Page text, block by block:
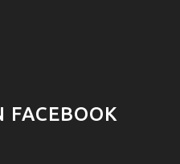
FACEBOOK